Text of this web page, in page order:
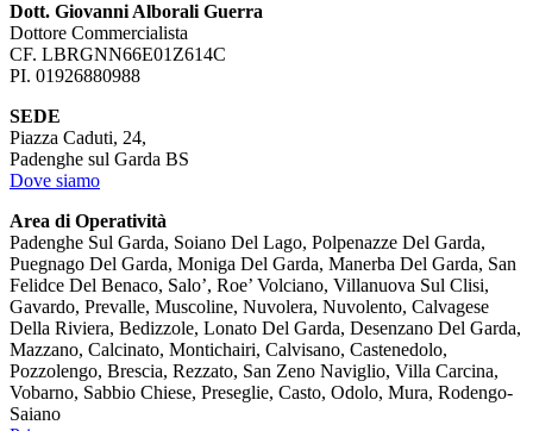
Dott. Giovanni Alborali Guerra
Dottore Commercialista
CF. LBRGNN66E01Z614C
PI. 01926880988
SEDE
Piazza Caduti, 24,
Padenghe sul Garda BS
Dove siamo
Area di Operatività
Padenghe Sul Garda, Soiano Del Lago, Polpenazze Del Garda,
Puegnago Del Garda, Moniga Del Garda, Manerba Del Garda, San
Felidce Del Benaco, Salo’, Roe’ Volciano, Villanuova Sul Clisi,
Gavardo, Prevalle, Muscoline, Nuvolera, Nuvolento, Calvagese
Della Riviera, Bedizzole, Lonato Del Garda, Desenzano Del Garda,
Mazzano, Calcinato, Montichairi, Calvisano, Castenedolo,
Pozzolengo, Brescia, Rezzato, San Zeno Naviglio, Villa Carcina,
Vobarno, Sabbio Chiese, Preseglie, Casto, Odolo, Mura, Rodengo-
Saiano